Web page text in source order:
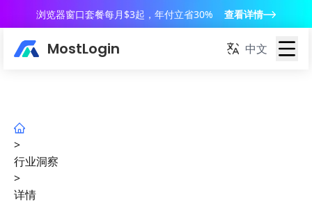
浏览器窗口套餐每月$3起，年付立省30% 查看详情
MostLogin 中文
>
行业洞察
>
详情